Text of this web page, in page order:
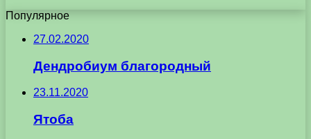
Популярное
27.02.2020
Дендробиум благородный
23.11.2020
Ятоба